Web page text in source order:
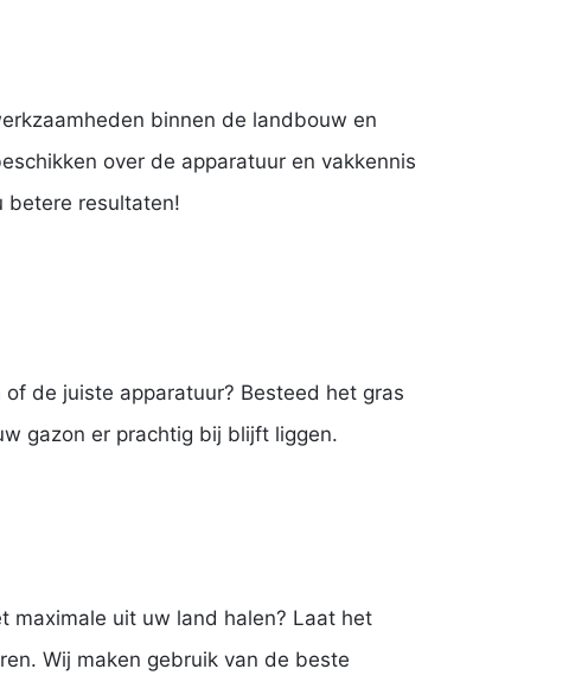
binnen de landbouw en
over de apparatuur en vakkennis
betere resultaten!
de juiste apparatuur? Besteed het gras
gazon er prachtig bij blijft liggen.
maximale uit uw land halen? Laat het
Wij maken gebruik van de beste